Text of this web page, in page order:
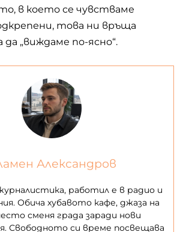
в което се чувстваме
това ни връща
„виждаме по-ясно“.
Александров
работил е в радио и
Обича хубавото кафе, джаза на
сменя града заради нови
Свободното си време посвещава